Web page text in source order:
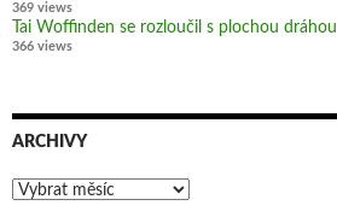
369 views
Tai Woffinden se rozloučil s plochou dráhou
366 views
ARCHIVY
Archivy